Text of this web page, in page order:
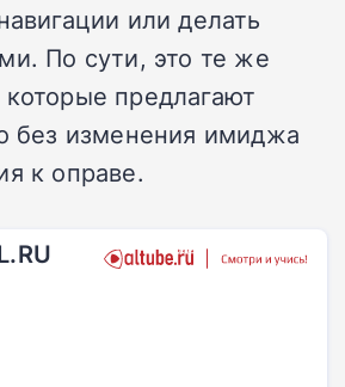
или делать
По сути, это те же
предлагают
без изменения имиджа
к оправе.